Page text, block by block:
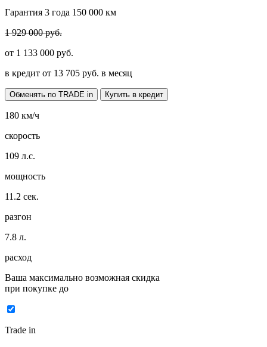
Гарантия 3 года 150 000 км
1 929 000 руб.
от 1 133 000 руб.
в кредит от 13 705 руб. в месяц
Обменять по TRADE in Купить в кредит
180 км/ч
скорость
109 л.с.
мощность
11.2 сек.
разгон
7.8 л.
расход
Ваша максимально возможная скидка
при покупке до
Trade in